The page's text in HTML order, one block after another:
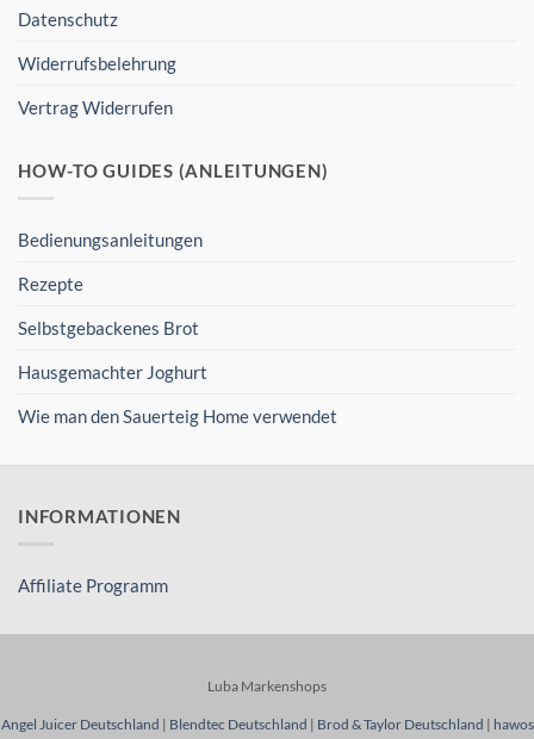
Datenschutz
Widerrufsbelehrung
Vertrag Widerrufen
HOW-TO GUIDES (ANLEITUNGEN)
Bedienungsanleitungen
Rezepte
Selbstgebackenes Brot
Hausgemachter Joghurt
Wie man den Sauerteig Home verwendet
INFORMATIONEN
Affiliate Programm
Luba Markenshops
Angel Juicer Deutschland | Blendtec Deutschland | Brod & Taylor Deutschland | hawos